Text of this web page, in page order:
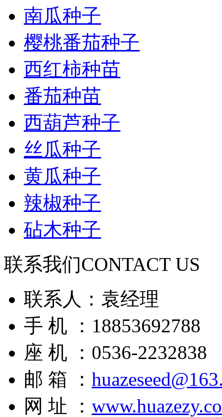
南瓜种子
樱桃番茄种子
西红柿种苗
番茄种苗
西葫芦种子
丝瓜种子
黄瓜种子
辣椒种子
砧木种子
联系我们CONTACT US
联系人：袁经理
手 机 ：18853692788
座 机 ：0536-2232838
邮 箱 ：
网 址 ：